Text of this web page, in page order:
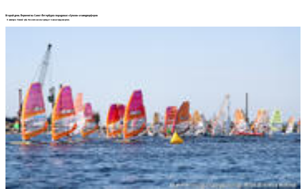
Второй день Первенства Санкт-Петербурга порадовал «Зумов» и виндсерферов
В акватории Невской губы Финского залива проходит главная городская регата.